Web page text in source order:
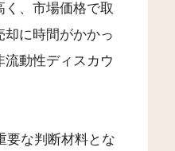
、市場価格で取
に時間がかかっ
動性ディスカウ
要な判断材料とな